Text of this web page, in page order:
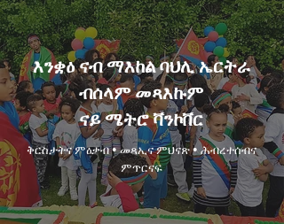
እንቋዕ ናብ ማእከል ባህሊ ኤርትራ
ብሰላም መጻእኩም
ናይ ሜትሮ ቫንኮቨር
ቅርስታትና ምዕቃብ • መጻኢና ምህናጽ • ሕብረተሰብና
ምጥርናፍ